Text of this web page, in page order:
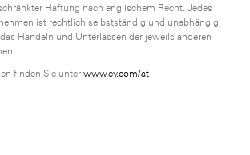
Haftung nach englischem Recht. Jedes
ist rechtlich selbstständig und unabhängig
Handeln und Unterlassen der jeweils anderen
finden Sie unter www.ey.com/at